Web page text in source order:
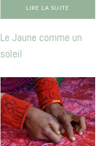
LIRE LA SUITE
Le Jaune comme un
soleil